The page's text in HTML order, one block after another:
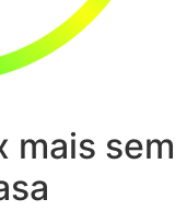
mais sem